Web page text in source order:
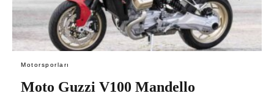
Motorsporları
Moto Guzzi V100 Mandello